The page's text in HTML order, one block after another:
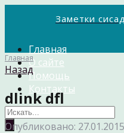
Заметки
Главная
О сайте
Помощь
Контакты
Главная
Назад
dlink dfl
Опубликовано: 27.01.2015